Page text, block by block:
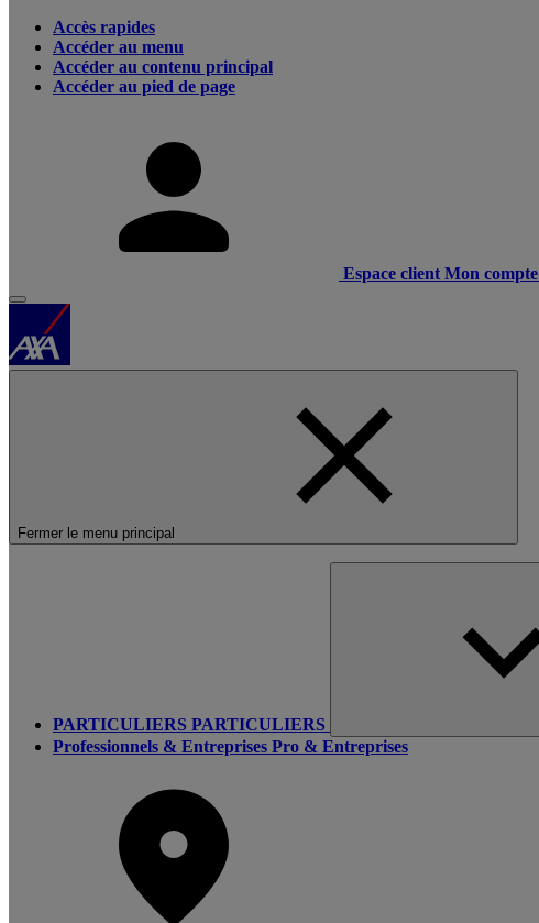
Accès rapides
Accéder au menu
Accéder au contenu principal
Accéder au pied de page
Espace client Mon compte
Fermer le menu principal
PARTICULIERS PARTICULIERS
Professionnels & Entreprises Pro & Entreprises